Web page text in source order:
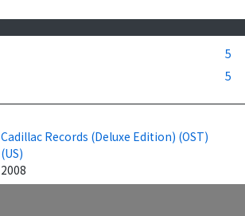
5
5
Cadillac Records (Deluxe Edition) (OST)
(US)
2008